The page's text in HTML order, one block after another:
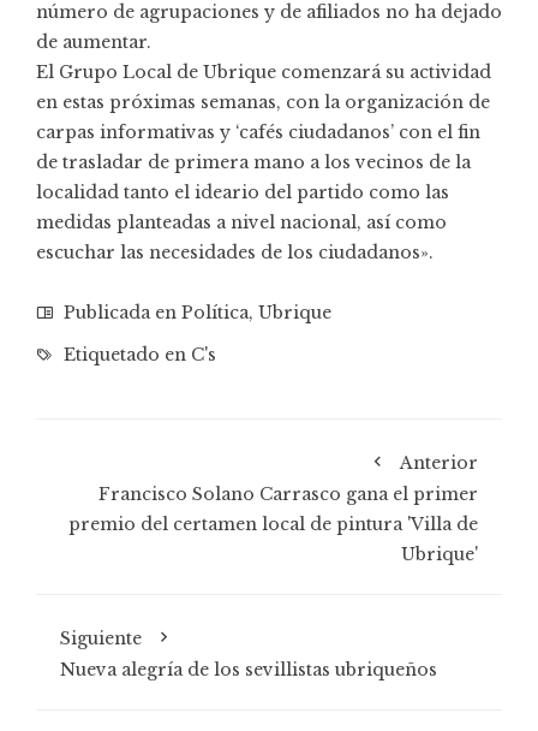
número de agrupaciones y de afiliados no ha dejado
de aumentar.
El Grupo Local de Ubrique comenzará su actividad
en estas próximas semanas, con la organización de
carpas informativas y ‘cafés ciudadanos’ con el fin
de trasladar de primera mano a los vecinos de la
localidad tanto el ideario del partido como las
medidas planteadas a nivel nacional, así como
escuchar las necesidades de los ciudadanos».
Publicada en Política, Ubrique
Etiquetado en C's
Anterior
Francisco Solano Carrasco gana el primer
premio del certamen local de pintura 'Villa de
Ubrique'
Siguiente
Nueva alegría de los sevillistas ubriqueños